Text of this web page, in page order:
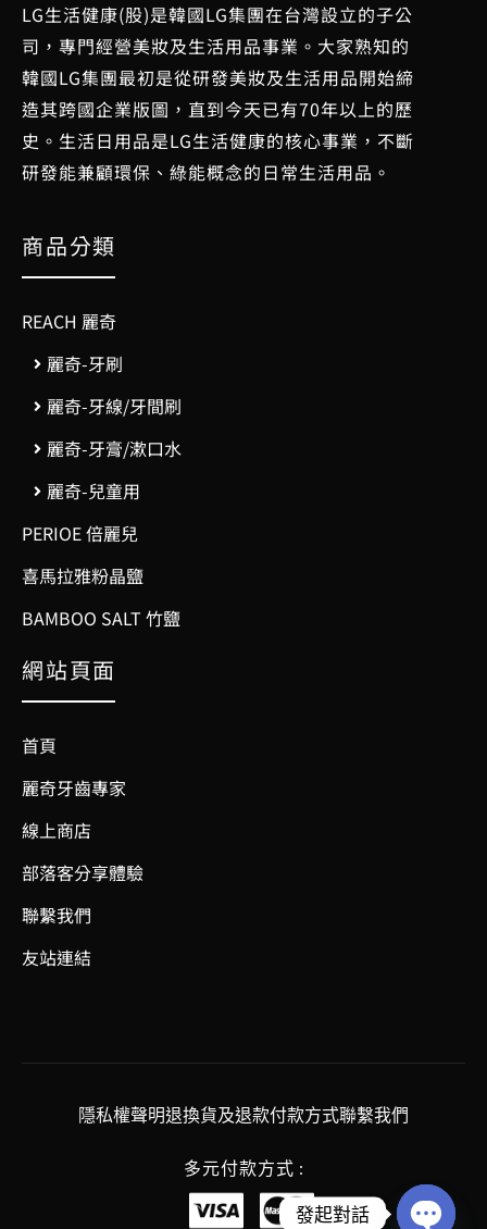
LG生活健康(股)是韓國LG集團在台灣設立的子公
司，專門經營美妝及生活用品事業。大家熟知的
韓國LG集團最初是從研發美妝及生活用品開始締
造其跨國企業版圖，直到今天已有70年以上的歷
史。生活日用品是LG生活健康的核心事業，不斷
研發能兼顧環保、綠能概念的日常生活用品。
商品分類
REACH 麗奇
麗奇-牙刷
麗奇-牙線/牙間刷
麗奇-牙膏/漱口水
麗奇-兒童用
PERIOE 倍麗兒
喜馬拉雅粉晶鹽
BAMBOO SALT 竹鹽
網站頁面
首頁
麗奇牙齒專家
線上商店
部落客分享體驗
聯繫我們
友站連結
多元付款方式 :
隱私權聲明退換貨及退款付款方式聯繫我們
發起對話